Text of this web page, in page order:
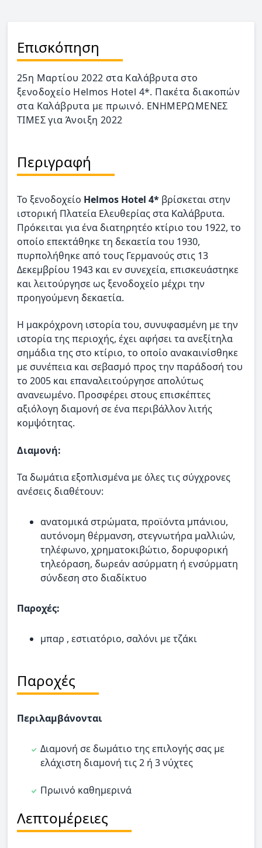
Επισκόπηση
25η Μαρτίου 2022 στα Καλάβρυτα στο
ξενοδοχείο Helmos Hotel 4*. Πακέτα διακοπών
στα Καλάβρυτα με πρωινό. ΕΝΗΜΕΡΩΜΕΝΕΣ
ΤΙΜΕΣ για Άνοιξη 2022
Περιγραφή
Το ξενοδοχείο Helmos Hotel 4* βρίσκεται στην
ιστορική Πλατεία Ελευθερίας στα Καλάβρυτα.
Πρόκειται για ένα διατηρητέο κτίριο του 1922, το
οποίο επεκτάθηκε τη δεκαετία του 1930,
πυρπολήθηκε από τους Γερμανούς στις 13
Δεκεμβρίου 1943 και εν συνεχεία, επισκευάστηκε
και λειτούργησε ως ξενοδοχείο μέχρι την
προηγούμενη δεκαετία.
Η μακρόχρονη ιστορία του, συνυφασμένη με την
ιστορία της περιοχής, έχει αφήσει τα ανεξίτηλα
σημάδια της στο κτίριο, το οποίο ανακαινίσθηκε
με συνέπεια και σεβασμό προς την παράδοσή του
το 2005 και επαναλειτούργησε απολύτως
ανανεωμένο. Προσφέρει στους επισκέπτες
αξιόλογη διαμονή σε ένα περιβάλλον λιτής
κομψότητας.
Διαμονή:
Τα δωμάτια εξοπλισμένα με όλες τις σύγχρονες
ανέσεις διαθέτουν:
ανατομικά στρώματα, προϊόντα μπάνιου,
αυτόνομη θέρμανση, στεγνωτήρα μαλλιών,
τηλέφωνο, χρηματοκιβώτιο, δορυφορική
τηλεόραση, δωρεάν ασύρματη ή ενσύρματη
σύνδεση στο διαδίκτυο
Παροχές:
μπαρ , εστιατόριο, σαλόνι με τζάκι
Παροχές
Περιλαμβάνονται
Διαμονή σε δωμάτιο της επιλογής σας με
ελάχιστη διαμονή τις 2 ή 3 νύχτες
Πρωινό καθημερινά
Λεπτομέρειες